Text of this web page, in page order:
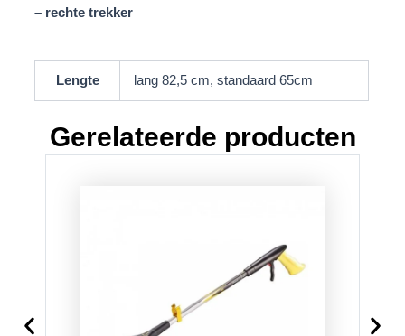
– rechte trekker
Lengte lang 82,5 cm, standaard 65cm
Gerelateerde producten